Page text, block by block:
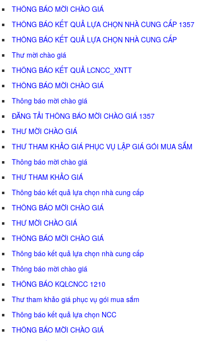
THÔNG BÁO MỜI CHÀO GIÁ
THÔNG BÁO KẾT QUẢ LỰA CHỌN NHÀ CUNG CẤP 1357
THÔNG BÁO KẾT QUẢ LỰA CHỌN NHÀ CUNG CẤP
Thư mời chào giá
THÔNG BÁO KẾT QUẢ LCNCC_XNTT
THÔNG BÁO MỜI CHÀO GIÁ
Thông báo mời chào giá
ĐĂNG TẢI THÔNG BÁO MỜI CHÀO GIÁ 1357
THƯ MỜI CHÀO GIÁ
THƯ THAM KHẢO GIÁ PHỤC VỤ LẬP GIÁ GÓI MUA SẮM
Thông báo mời chào giá
THƯ THAM KHẢO GIÁ
Thông báo kết quả lựa chọn nhà cung cấp
THÔNG BÁO MỜI CHÀO GIÁ
THƯ MỜI CHÀO GIÁ
THÔNG BÁO MỜI CHÀO GIÁ
Thông báo kết quả lựa chọn nhà cung cấp
Thông báo mời chào giá
THÔNG BÁO KQLCNCC 1210
Thư tham khảo giá phục vụ gói mua sắm
Thông báo kết quả lựa chọn NCC
THÔNG BÁO MỜI CHÀO GIÁ